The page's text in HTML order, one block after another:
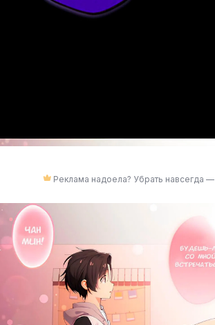
Реклама надоела? Убрать навсегда —